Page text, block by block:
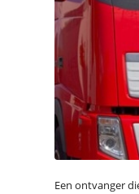
Een ontvanger